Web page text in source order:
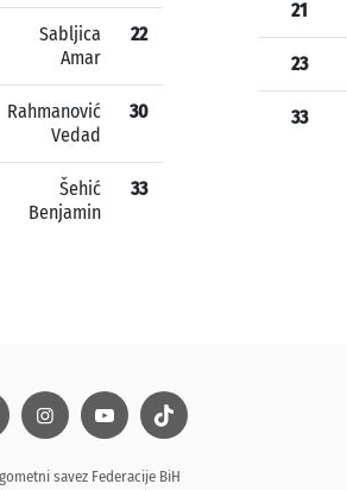
Sabljica
Amar
22
Rahmanović
Vedad
30
Šehić
Benjamin
33
21
23
33
savez Federacije BiH